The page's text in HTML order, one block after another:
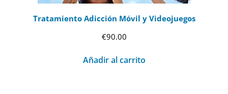
Tratamiento Adicción Móvil y Videojuegos
€90.00
Añadir al carrito